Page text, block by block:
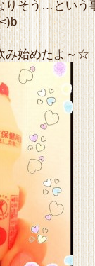
りそう…という
み始めたよ～☆